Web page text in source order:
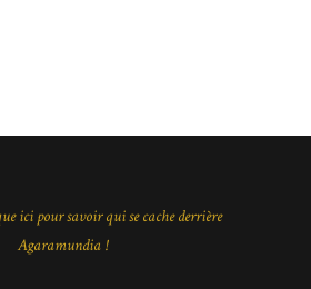
ici pour savoir qui se cache derrière
Agaramundia !